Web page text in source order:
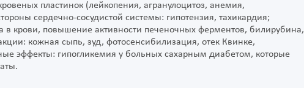
пластинок (лейкопения, агранулоцитоз, анемия,
сердечно-сосудистой системы: гипотензия, тахикардия;
крови, повышение активности печеночных ферментов, билирубина,
кожная сыпь, зуд, фотосенсибилизация, отек Квинке,
эффекты: гипогликемия у больных сахарным диабетом, которые